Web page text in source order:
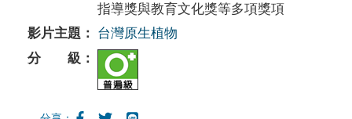
指導獎與教育文化獎等多項獎項
影片主題： 台灣原生植物
分 級：